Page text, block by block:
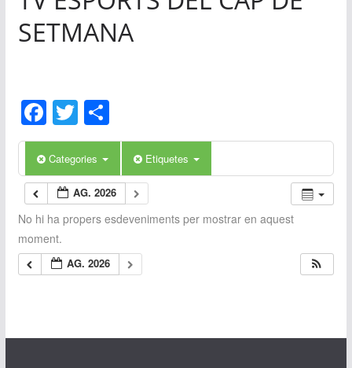
SETMANA
F
a
c
e
b
o
o
T
w
itt
er
C
o
p
ar
ix
Categories Etiquetes
AG. 2026
No hi ha propers esdeveniments per mostrar en aquest
moment.
AG. 2026